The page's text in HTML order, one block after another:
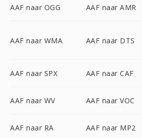
AAF naar OGG AAF naar AMR
AAF naar WMA AAF naar DTS
AAF naar SPX AAF naar CAF
AAF naar WV AAF naar VOC
AAF naar RA AAF naar MP2